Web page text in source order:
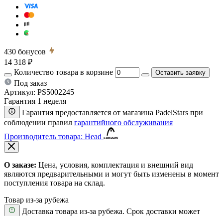
430 бонусов
14 318 ₽
Количество товара в корзине
Оставить заявку
Под заказ
Артикул: PS5002245
Гарантия 1 неделя
Гарантия предоставляется от магазина PadelStars при
соблюдении правил гарантийного обслуживания
Производитель товара: Head
О заказе: Цена, условия, комплектация и внешний вид
являются предварительными и могут быть изменены в момент
поступления товара на склад.
Товар из-за рубежа
Доставка товара из-за рубежа. Срок доставки может